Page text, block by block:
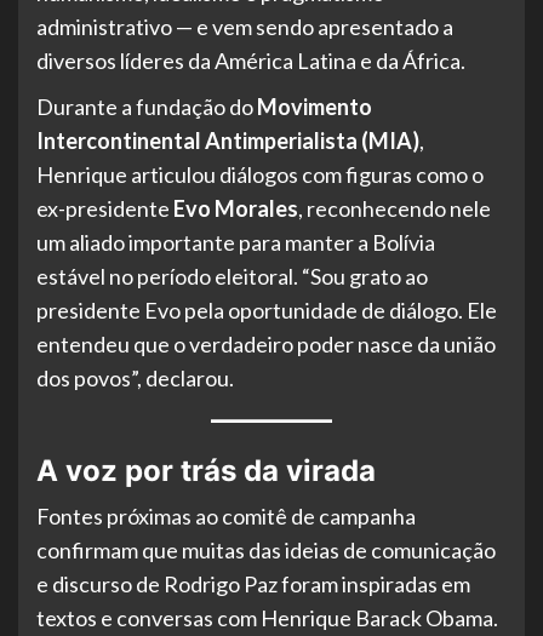
administrativo — e vem sendo apresentado a
diversos líderes da América Latina e da África.
Durante a fundação doMovimento
Intercontinental Antimperialista (MIA),
Henrique articulou diálogos com figuras como o
ex-presidente Evo Morales, reconhecendo nele
um aliado importante para manter a Bolívia
estável no período eleitoral. “Sou grato ao
presidente Evo pela oportunidade de diálogo. Ele
entendeu que o verdadeiro poder nasce da união
dos povos”, declarou.
A voz por trás da virada
Fontes próximas ao comitê de campanha
confirmam que muitas das ideias de comunicação
e discurso de Rodrigo Paz foram inspiradas em
textos e conversas com Henrique Barack Obama.